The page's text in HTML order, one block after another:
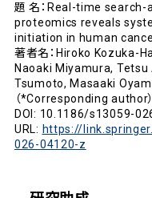
題 名：Real-time
proteomics reveals
initiation in human
著者名：Hiroko Kozuka-
Naoaki Miyamura,
Tsumoto, Masaaki
（*Corresponding author）
DOI: 10.1186/s13059-
URL: https://
026-04120-z